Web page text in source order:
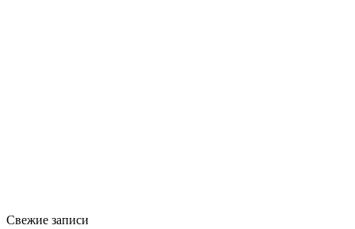
Свежие записи